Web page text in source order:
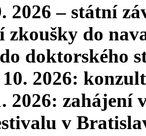
2026 – státní
do
doktorského
10. 2026:
2026:
v